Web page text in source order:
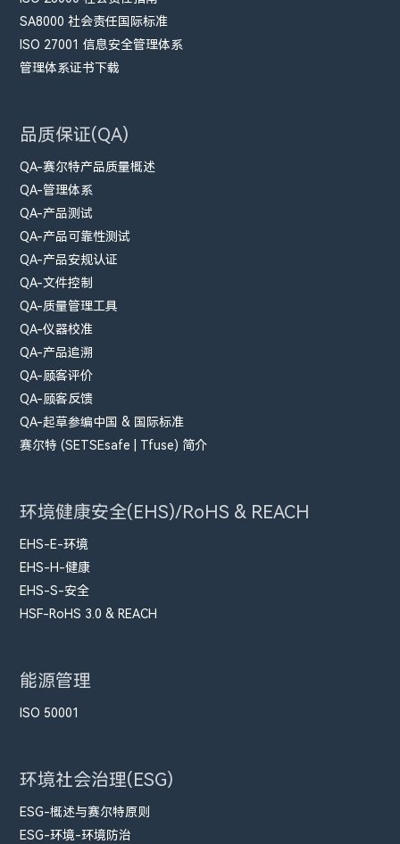
SA8000 社会责任国际标准
ISO 27001 信息安全管理体系
管理体系证书下载
品质保证(QA)
QA-赛尔特产品质量概述
QA-管理体系
QA-产品测试
QA-产品可靠性测试
QA-产品安规认证
QA-文件控制
QA-质量管理工具
QA-仪器校准
QA-产品追溯
QA-顾客评价
QA-顾客反馈
QA-起草参编中国 & 国际标准
赛尔特 (SETSEsafe | Tfuse) 简介
环境健康安全(EHS)/RoHS & REACH
EHS-E-环境
EHS-H-健康
EHS-S-安全
HSF-RoHS 3.0 & REACH
能源管理
ISO 50001
环境社会治理(ESG)
ESG-概述与赛尔特原则
ESG-环境-环境防治